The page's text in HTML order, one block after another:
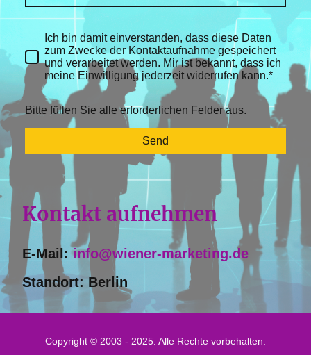
Ich bin damit einverstanden, dass diese Daten
zum Zwecke der Kontaktaufnahme gespeichert
und verarbeitet werden. Mir ist bekannt, dass ich
meine Einwilligung jederzeit widerrufen kann.*
Bitte füllen Sie alle erforderlichen Felder aus.
Send
Kontakt aufnehmen
E-Mail:info@wiener-marketing.de
Standort: Berlin
Copyright © 2003 - 2025. Alle Rechte vorbehalten.